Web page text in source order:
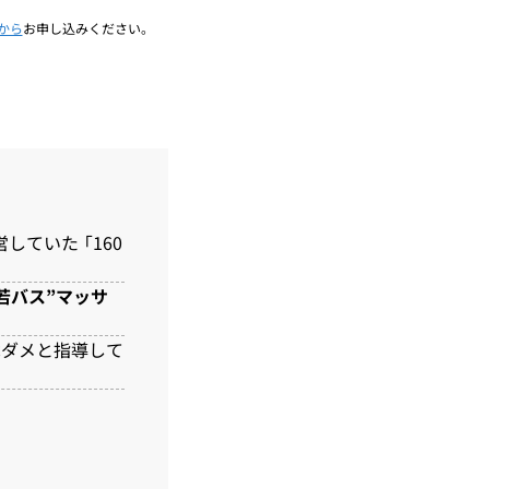
らお申し込みください。
していた 「160
バス”マッサ
メと指導して